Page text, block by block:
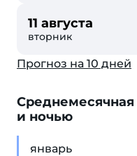
11 августа
вторник
Прогноз на 10 дней
и ночью
январь